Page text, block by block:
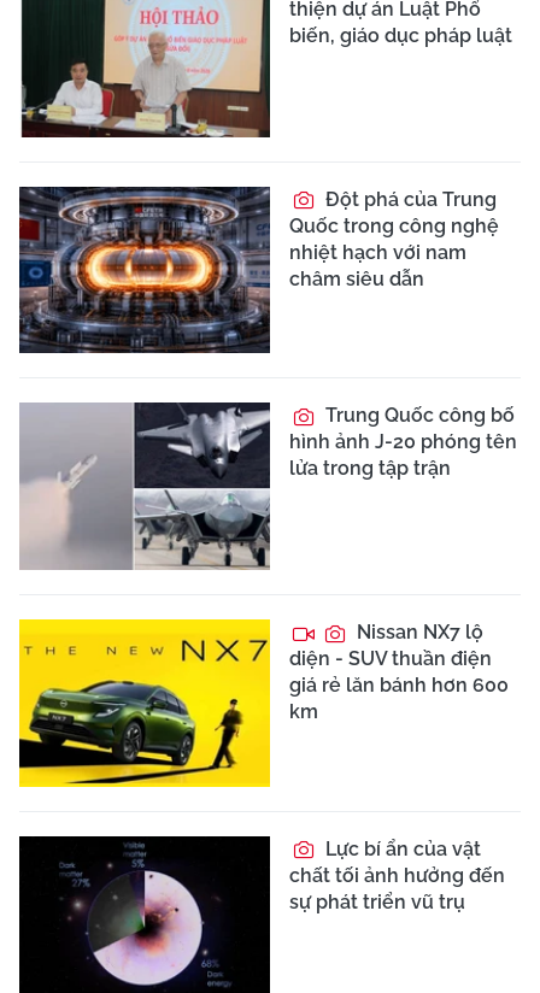
thiện dự án Luật Phổ
biến, giáo dục pháp luật
Đột phá của Trung
Quốc trong công nghệ
nhiệt hạch với nam
châm siêu dẫn
Trung Quốc công bố
hình ảnh J-20 phóng tên
lửa trong tập trận
Nissan NX7 lộ
diện - SUV thuần điện
giá rẻ lăn bánh hơn 600
km
Lực bí ẩn của vật
chất tối ảnh hưởng đến
sự phát triển vũ trụ